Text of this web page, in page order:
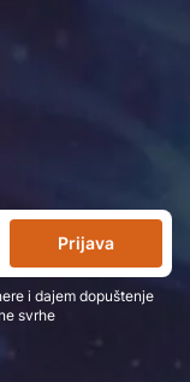
Prijava
i dajem dopuštenje
svrhe